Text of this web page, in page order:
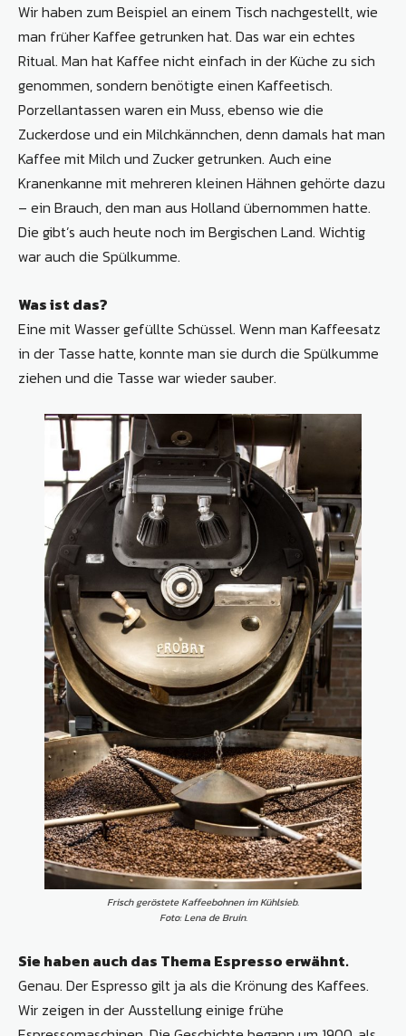
Wir haben zum Beispiel an einem Tisch nachgestellt, wie
man früher Kaffee getrunken hat. Das war ein echtes
Ritual. Man hat Kaffee nicht einfach in der Küche zu sich
genommen, sondern benötigte einen Kaffeetisch.
Porzellantassen waren ein Muss, ebenso wie die
Zuckerdose und ein Milchkännchen, denn damals hat man
Kaffee mit Milch und Zucker getrunken. Auch eine
Kranenkanne mit mehreren kleinen Hähnen gehörte dazu
– ein Brauch, den man aus Holland übernommen hatte.
Die gibt’s auch heute noch im Bergischen Land. Wichtig
war auch die Spülkumme.
Was ist das?
Eine mit Wasser gefüllte Schüssel. Wenn man Kaffeesatz
in der Tasse hatte, konnte man sie durch die Spülkumme
ziehen und die Tasse war wieder sauber.
Frisch geröstete Kaffeebohnen im Kühlsieb.
Foto: Lena de Bruin.
Sie haben auch das Thema Espresso erwähnt.
Genau. Der Espresso gilt ja als die Krönung des Kaffees.
Wir zeigen in der Ausstellung einige frühe